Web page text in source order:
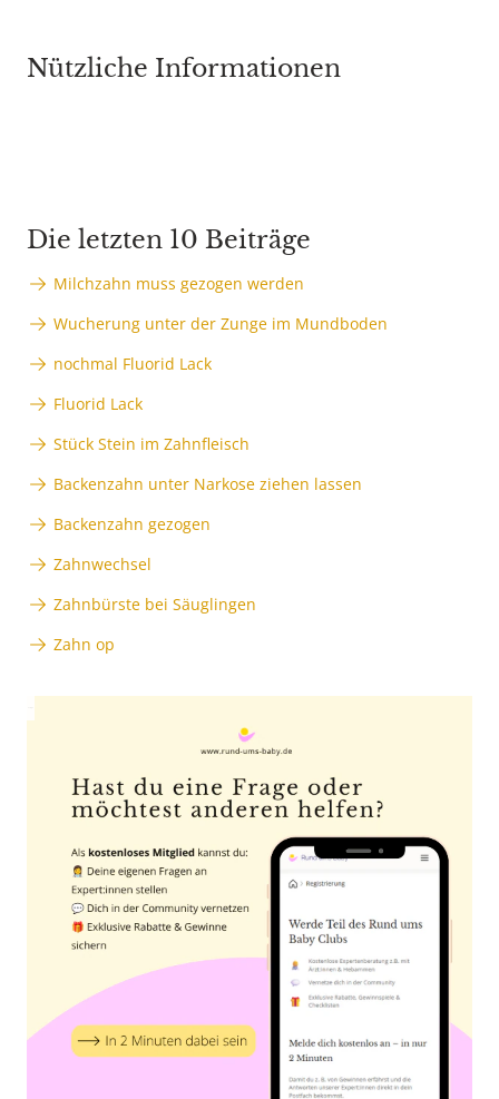
Nützliche Informationen
Die letzten 10 Beiträge
Milchzahn muss gezogen werden
Wucherung unter der Zunge im Mundboden
nochmal Fluorid Lack
Fluorid Lack
Stück Stein im Zahnfleisch
Backenzahn unter Narkose ziehen lassen
Backenzahn gezogen
Zahnwechsel
Zahnbürste bei Säuglingen
Zahn op